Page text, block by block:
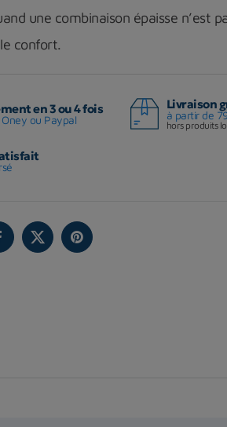
une combinaison épaisse n’est
confort.
en 3 ou 4 fois
ou Paypal
Livraison
à partir de
hors produits